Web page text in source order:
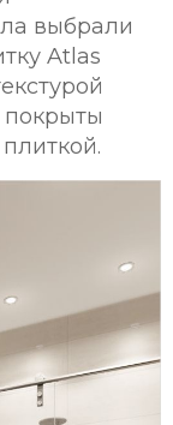
выбрали
Atlas